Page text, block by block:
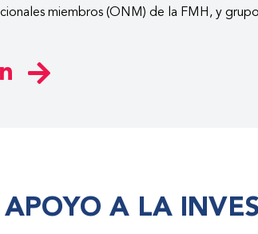
miembros (ONM) de la FMH, y
A LA